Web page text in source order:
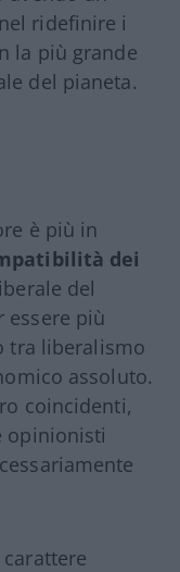
ridefinire i
la più grande
del pianeta.
è più in
dei
del
essere più
tra liberalismo
assoluto.
coincidenti,
opinionisti